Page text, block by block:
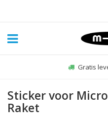
Gratis
Sticker voor
Raket